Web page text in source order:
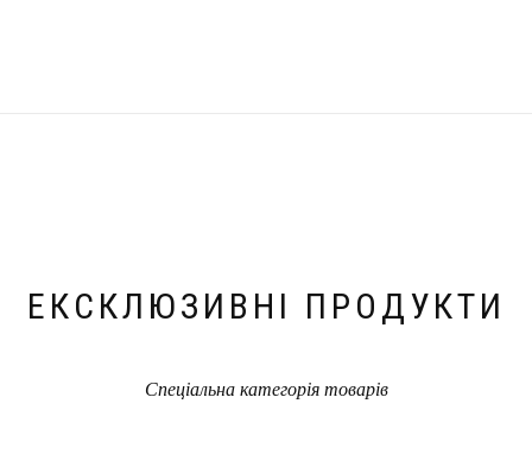
ЕКСКЛЮЗИВНІ ПРОДУКТИ
Спеціальна категорія товарів